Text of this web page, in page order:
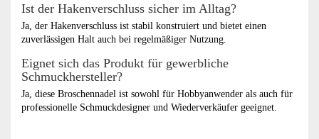
Ist der Hakenverschluss sicher im Alltag?
Ja, der Hakenverschluss ist stabil konstruiert und bietet einen
zuverlässigen Halt auch bei regelmäßiger Nutzung.
Eignet sich das Produkt für gewerbliche
Schmuckhersteller?
Ja, diese Broschennadel ist sowohl für Hobbyanwender als auch für
professionelle Schmuckdesigner und Wiederverkäufer geeignet.